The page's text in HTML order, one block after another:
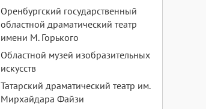
Оренбургский государственный
областной драматический театр
имени М. Горького
Областной музей изобразительных
искусств
Татарский драматический театр им.
Мирхайдара Файзи